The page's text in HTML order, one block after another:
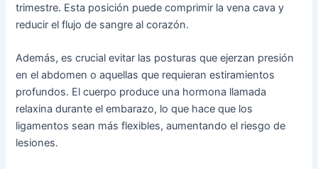
trimestre. Esta posición puede comprimir la vena cava y
reducir el flujo de sangre al corazón.
Además, es crucial evitar las posturas que ejerzan presión
en el abdomen o aquellas que requieran estiramientos
profundos. El cuerpo produce una hormona llamada
relaxina durante el embarazo, lo que hace que los
ligamentos sean más flexibles, aumentando el riesgo de
lesiones.